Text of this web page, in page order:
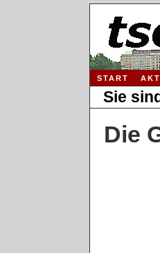
START
Sie
Die